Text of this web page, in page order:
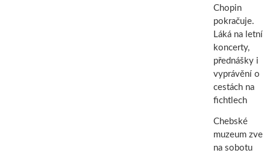
Chopin
pokračuje.
Láká na letní
koncerty,
přednášky i
vyprávění o
cestách na
fichtlech
Chebské
muzeum zve
na sobotu